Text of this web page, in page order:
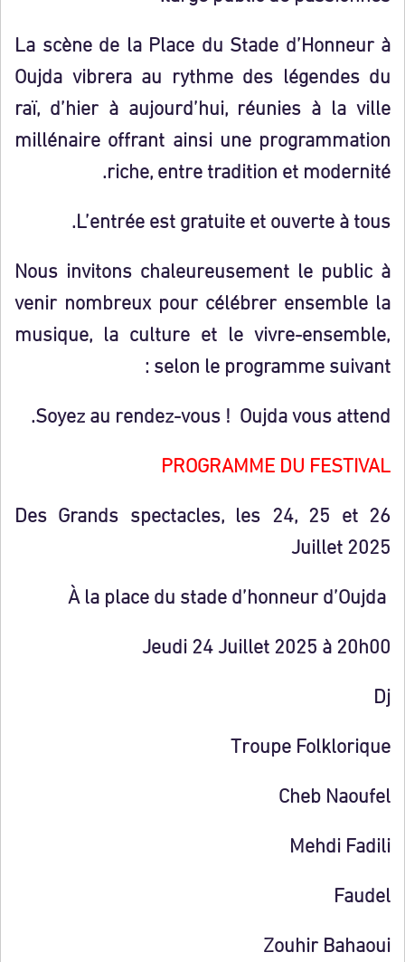
La scène de la Place du Stade d’Honneur à
Oujda vibrera au rythme des légendes du
raï, d’hier à aujourd’hui, réunies à la ville
millénaire offrant ainsi une programmation
riche, entre tradition et modernité.
L’entrée est gratuite et ouverte à tous.
Nous invitons chaleureusement le public à
venir nombreux pour célébrer ensemble la
musique, la culture et le vivre-ensemble,
selon le programme suivant :
Soyez au rendez-vous ! Oujda vous attend.
PROGRAMME DU FESTIVAL
Des Grands spectacles, les 24, 25 et 26
Juillet 2025
Jeudi 24 Juillet 2025 à 20h00
Dj
Troupe Folklorique
Cheb Naoufel
Mehdi Fadili
Faudel
Zouhir Bahaoui